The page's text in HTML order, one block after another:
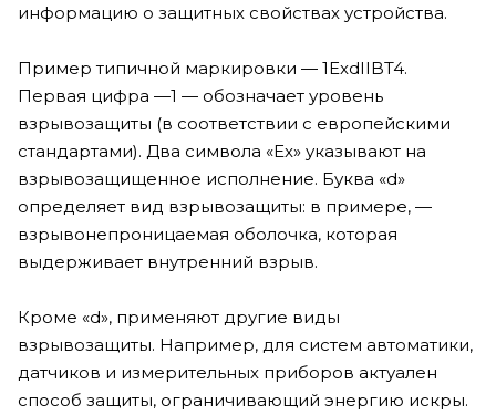
информацию о защитных свойствах устройства.
Пример типичной маркировки — 1ExdIIBT4.
Первая цифра —1 — обозначает уровень
взрывозащиты (в соответствии с европейскими
стандартами). Два символа «Ex» указывают на
взрывозащищенное исполнение. Буква «d»
определяет вид взрывозащиты: в примере, —
взрывонепроницаемая оболочка, которая
выдерживает внутренний взрыв.
Кроме «d», применяют другие виды
взрывозащиты. Например, для систем автоматики,
датчиков и измерительных приборов актуален
способ защиты, ограничивающий энергию искры.